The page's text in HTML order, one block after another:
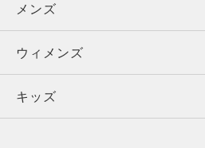
メンズ
ウィメンズ
キッズ
メンズ
トップス
ボトムス
ウィメンズ
トップス
キッズ